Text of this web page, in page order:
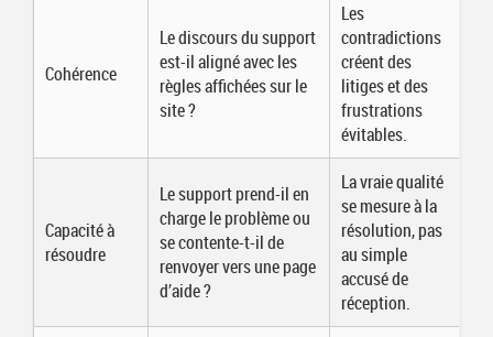
Cohérence
Le discours du support
est-il aligné avec les
règles affichées sur le
site ?
Les
contradictions
créent des
litiges et des
frustrations
évitables.
Capacité à
résoudre
Le support prend-il en
charge le problème ou
se contente-t-il de
renvoyer vers une page
d’aide ?
La vraie qualité
se mesure à la
résolution, pas
au simple
accusé de
réception.